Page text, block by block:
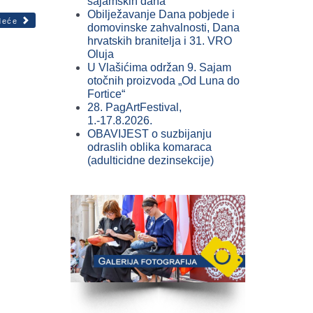
Obilježavanje Dana pobjede i
domovinske zahvalnosti, Dana
hrvatskih branitelja i 31. VRO
Oluja
U Vlašićima održan 9. Sajam
otočnih proizvoda „Od Luna do
Fortice“
28. PagArtFestival,
1.-17.8.2026.
OBAVIJEST o suzbijanju
odraslih oblika komaraca
(adulticidne dezinsekcije)